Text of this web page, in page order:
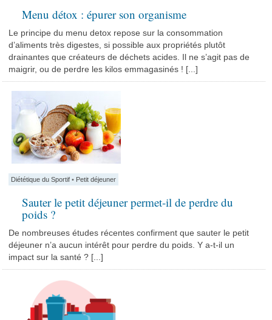
Menu détox : épurer son organisme
Le principe du menu detox repose sur la consommation
d’aliments très digestes, si possible aux propriétés plutôt
drainantes que créateurs de déchets acides. Il ne s’agit pas de
maigrir, ou de perdre les kilos emmagasinés ! [...]
Diététique du Sportif • Petit déjeuner
Sauter le petit déjeuner permet-il de perdre du
poids ?
De nombreuses études récentes confirment que sauter le petit
déjeuner n’a aucun intérêt pour perdre du poids. Y a-t-il un
impact sur la santé ? [...]